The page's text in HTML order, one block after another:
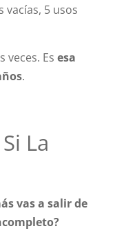
5 usos
veces. Es esa
.
La
vas a salir de